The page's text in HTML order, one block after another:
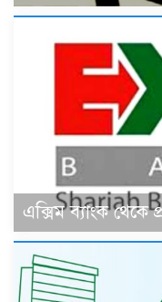
এক্সিম ব্যাংক থেকে